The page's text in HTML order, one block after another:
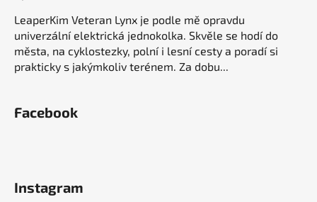
LeaperKim Veteran Lynx je podle mě opravdu
univerzální elektrická jednokolka. Skvěle se hodí do
města, na cyklostezky, polní i lesní cesty a poradí si
prakticky s jakýmkoliv terénem. Za dobu...
Facebook
Instagram